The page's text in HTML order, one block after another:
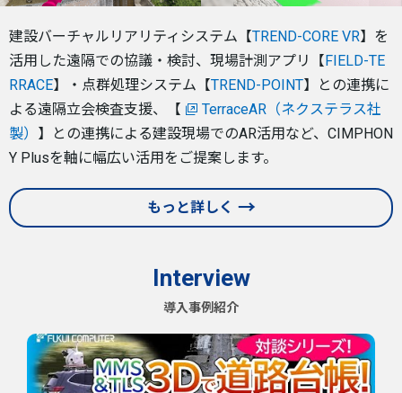
建設バーチャルリアリティシステム【TREND-CORE VR】を
活用した遠隔での協議・検討、現場計測アプリ【FIELD-TE
RRACE】・点群処理システム【TREND-POINT】との連携に
よる遠隔立会検査支援、【
TerraceAR（ネクステラス社
製） 】との連携による建設現場でのAR活用など、CIMPHON
Y Plusを軸に幅広い活用をご提案します。
もっと詳しく
Interview
導入事例紹介